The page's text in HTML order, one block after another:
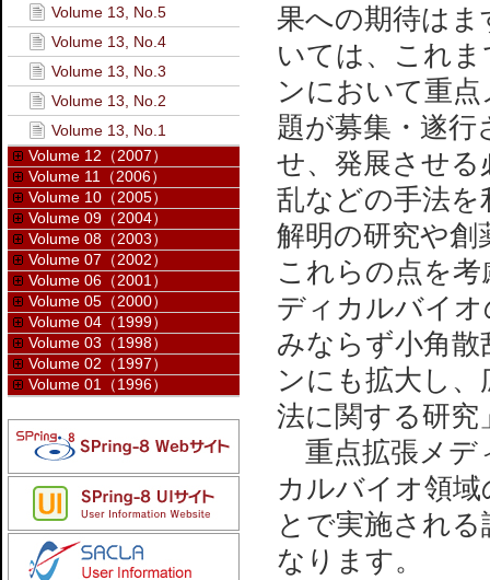
果への期待はま
いては、これ
ンにおいて重
題が募集・遂
せ、発展させ
乱などの手法
解明の研究や
これらの点を
ディカルバイ
みならず小角散
ンにも拡大し
法に関する研究
重点拡張メデ
カルバイオ領
とで実施され
なります。
Volume 13, No.5
Volume 13, No.4
Volume 13, No.3
Volume 13, No.2
Volume 13, No.1
Volume 12（2007）
Volume 11（2006）
Volume 10（2005）
Volume 09（2004）
Volume 08（2003）
Volume 07（2002）
Volume 06（2001）
Volume 05（2000）
Volume 04（1999）
Volume 03（1998）
Volume 02（1997）
Volume 01（1996）